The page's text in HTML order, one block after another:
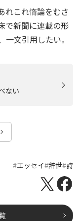
れこれ惰論をむさ
で新聞に連載の形
文引用したい。
ない
エッセイ 辞世 詩